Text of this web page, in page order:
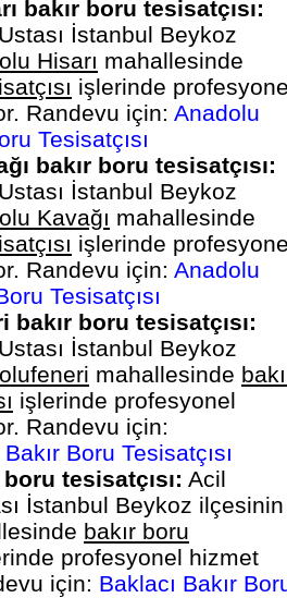
bakır boru tesisatçısı:
İstanbul Beykoz
Hisarı mahallesinde
işlerinde
Randevu için: Anadolu
Tesisatçısı
bakır boru tesisatçısı:
İstanbul Beykoz
Kavağı mahallesinde
işlerinde
Randevu için: Anadolu
Tesisatçısı
bakır boru tesisatçısı:
İstanbul Beykoz
mahallesinde
işlerinde profesyonel
Randevu için:
Boru Tesisatçısı
tesisatçısı: Acil
İstanbul Beykoz ilçesinin
bakır boru
profesyonel hizmet
için: Baklacı Bakır